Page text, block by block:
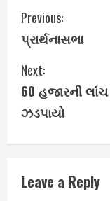
C
o
n
t
i
n
Previous:
પ્રાર્થનાસભા
Next:
60 હજારની લાંચ
ઝડપાયો
Leave a Reply